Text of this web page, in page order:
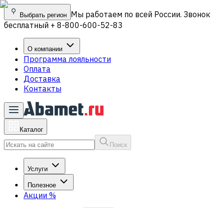
Выбрать регион Мы работаем по всей России. Звонок
бесплатный + 8-800-600-52-83
О компании
Программа лояльности
Оплата
Доставка
Контакты
Каталог
Поиск
Услуги
Полезное
Акции %